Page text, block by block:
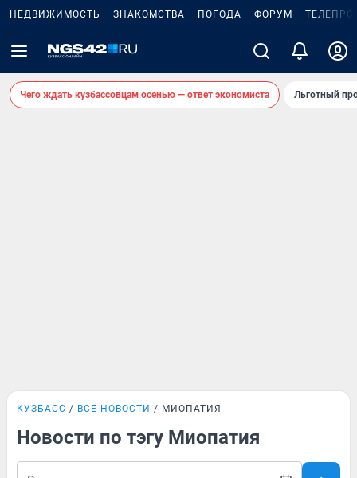
НЕДВИЖИМОСТЬ ЗНАКОМСТВА ПОГОДА ФОРУМ
Чего ждать кузбассовцам осенью — ответ экономиста Льготный
КУЗБАСС ВСЕ НОВОСТИ МИОПАТИЯ
Новости по тэгу Миопатия